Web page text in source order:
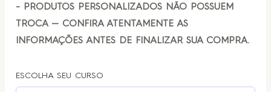
- PRODUTOS PERSONALIZADOS NÃO POSSUEM
TROCA — CONFIRA ATENTAMENTE AS
INFORMAÇÕES ANTES DE FINALIZAR SUA COMPRA.
ESCOLHA SEU CURSO